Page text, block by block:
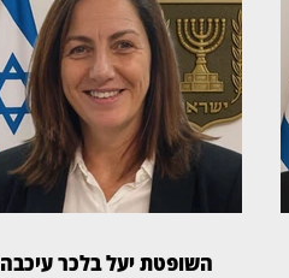
השופטת יעל בלכר עיכבה